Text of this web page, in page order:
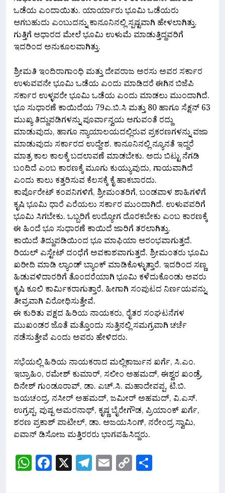
ಒಡೆಯ ಎಂದಾಯಿತು. ಯಾರ್ಯಾರು ಭೂಮಿ ಒಡೆಯರು
ಆಗಬಹುದು ಎಂಬುದನ್ನು ಕಾನೂನಿನಲ್ಲಿ ಸ್ಪಷ್ಟವಾಗಿ ಹೇಳಲಾಗಿತ್ತು.
ಗುತ್ತಿಗೆ ಆಧಾರದ ಮೇಲೆ ಭೂಮಿ ಉಳುಮೆ ಮಾಡುತ್ತಿದ್ದವರಿಗೆ
ಇದರಿಂದ ಅನುಕೂಲವಾಗಿತ್ತು.
ಶ್ರೀಮತಿ ಇಂದಿರಾಗಾಂಧಿ ಮತ್ತು ದೇವರಾಜ ಅರಸು ಅವರ ಸರ್ಕಾರ
ಉಳುವವನೇ ಭೂಮಿ ಒಡೆಯ ಎಂದು ಮಾಡಿದರೆ ಈಗಿನ ಬಿಜೆಪಿ
ಸರ್ಕಾರ ಉಳ್ಳವರೇ ಭೂಮಿ ಒಡೆಯ ಎಂದು ಮಾಡಲು ಮುಂದಾಗಿದೆ.
ಭೂ ಸುಧಾರಣೆ ಕಾಯಿದೆಯ 79ಎ.ಬಿ.ಸಿ ಮತ್ತು 80 ಹಾಗೂ ಸೆಕ್ಷನ್ 63
ಮುಖ್ಯ ತಿದ್ದುಪಡಿಗಳನ್ನು ಪೂರ್ವಾನ್ವಯ ಆಗುವಂತೆ ರದ್ದು
ಮಾಡುವುದು, ಹಾಗೂ ನ್ಯಾಯಾಲಯದಲ್ಲಿರುವ ಪ್ರಕರಣಗಳನ್ನು ವಜಾ
ಮಾಡುವುದು ಸರ್ಕಾರದ ಉದ್ದೇಶ. ಕಾನೂನಿನಲ್ಲಿ ನ್ಯೂನತೆ ಇದ್ದರೆ
ಮಾತ್ರ ಕಾಲ ಕಾಲಕ್ಕೆ ಬದಲಾವಣೆ ಮಾಡಬೇಕು. ಅದು ಬಿಟ್ಟು ನೆಗಡಿ
ಬಂದಿದೆ ಎಂಬ ಕಾರಣಕ್ಕೆ ಮೂಗು ಕುಯ್ಯುವುದು, ಗಾಯವಾಗಿದೆ
ಎಂದು ಕಾಲು ಕತ್ತರಿಸುವ ಕೆಲಸಕ್ಕೆ ಕೈ ಹಾಕಬಾರದು.
ಕಾರ್ಪೊರೇಟ್ ಕಂಪನಿಗಳಿಗೆ, ಶ್ರೀಮಂತರಿಗೆ, ಬಂಡವಾಳ ಶಾಹಿಗಳಿಗೆ
ಕೃಷಿ ಭೂಮಿ ಧಾರೆ ಎರೆಯಲು ಸರ್ಕಾರ ಮುಂದಾಗಿದೆ. ಉಳುವವರಿಗೆ
ಭೂಮಿ ಸಿಗಬೇಕು. ಒಬ್ಬರಿಗೆ ಉದ್ಯೋಗ ದೊರಕಬೇಕು ಎಂಬ ಕಾರಣಕ್ಕೆ
ಈ ಹಿಂದೆ ಭೂ ಸುಧಾರಣೆ ಕಾಯಿದೆ ಜಾರಿಗೆ ತರಲಾಗಿತ್ತು.
ಕಾಯಿದೆ ತಿದ್ದುಪಡಿಯಿಂದ ಭೂ ಮಾಫಿಯಾ ಆರಂಭವಾಗುತ್ತದೆ.
ರಿಯಲ್ ಎಸ್ಟೇಟ್ ದಂಧೆಗೆ ಅವಕಾಶವಾಗುತ್ತದೆ. ಶ್ರೀಮಂತರು ಭೂಮಿ
ಖರೀದಿ ಮಾಡಿ ಲ್ಯಾಂಡ್ ಬ್ಯಾಂಕ್ ಮಾಡಿಕೊಳ್ಳುತ್ತಾರೆ. ಇದರಿಂದ ಸಣ್ಣ
ಹಿಡುವಳಿದಾರರಿಗೆ ತೊಂದರೆಯಾಗಿ ಭೂಮಿ ಕಳೆದುಕೊಂಡು ಅವರು
ಕೃಷಿ ಕೂಲಿ ಕಾರ್ಮಿಕರಾಗುತ್ತಾರೆ. ಹೀಗಾಗಿ ಸಂಪುಟದ ನಿರ್ಣಯವನ್ನು
ತೀವ್ರವಾಗಿ ವಿರೋಧಿಸುತ್ತೇವೆ.
ಈ ಕುರಿತು ಪಕ್ಷದ ಹಿರಿಯ ನಾಯಕರು, ರೈತರ ಸಂಘಟನೆಗಳ
ಮುಖಂಡರ ಜೊತೆ ಮತ್ತೊಂದು ಸುತ್ತಿನಲ್ಲಿ ಸಮಗ್ರವಾಗಿ ಚರ್ಚೆ
ನಡೆಸುತ್ತೇವೆ ಎಂದು ಅವರು ಹೇಳಿದರು.
ಸಭೆಯಲ್ಲಿ ಹಿರಿಯ ನಾಯಕರಾದ ಮಲ್ಲಿಕಾರ್ಜುನ ಖರ್ಗೆ, ಸಿ.ಎಂ.
ಇಬ್ರಾಹಿಂ, ರಮೇಶ್ ಕುಮಾರ್, ಸಲೀಂ ಅಹಮದ್, ಈಶ್ವರ ಖಂಡ್ರೆ,
ದಿನೇಶ್ ಗುಂಡೂರಾವ್, ಡಾ. ಎಚ್.ಸಿ. ಮಹಾದೇವಪ್ಪ, ಟಿ.ಬಿ.
ಜಯಚಂದ್ರ, ನಸೀರ್ ಅಹಮದ್, ಜಮೀರ್ ಅಹಮದ್, ವಿ.ಎಸ್.
ಉಗ್ರಪ್ಪ, ಪುಷ್ಪ ಅಮರನಾಥ್, ಕೃಷ್ಣ ಬೈರೇಗೌಡ, ಪ್ರಿಯಾಂಕ್ ಖರ್ಗೆ,
ಶರಣ ಪ್ರಕಾಶ್ ಪಾಟೀಲ್, ಡಾ. ಅಜಯಸಿಂಗ್, ನರೇಂದ್ರ ಸ್ವಾಮಿ,
ಐವಾನ್ ಡಿಸೋಜ ಮತ್ತಿರರರು ಭಾಗವಹಿಸಿದ್ದರು.
WhatsApp
Facebook
X Telegram
Email
Copy
Link